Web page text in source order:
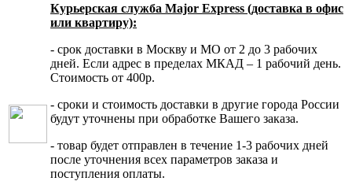
Курьерская служба Major Express (доставка в офис
или квартиру):
- срок доставки в Москву и МО от 2 до 3 рабочих
дней. Если адрес в пределах МКАД – 1 рабочий день.
Стоимость от 400р.
- сроки и стоимость доставки в другие города России
будут уточнены при обработке Вашего заказа.
- товар будет отправлен в течение 1-3 рабочих дней
после уточнения всех параметров заказа и
поступления оплаты.